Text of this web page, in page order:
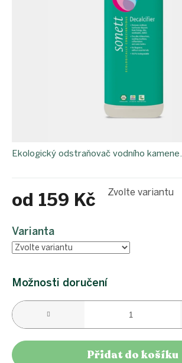
od 159 Kč
cena:
Zvolte variantu
Varianta
Možnosti doručení
Přidat do košíku
Ekologický odstraňovač vodního kamene.